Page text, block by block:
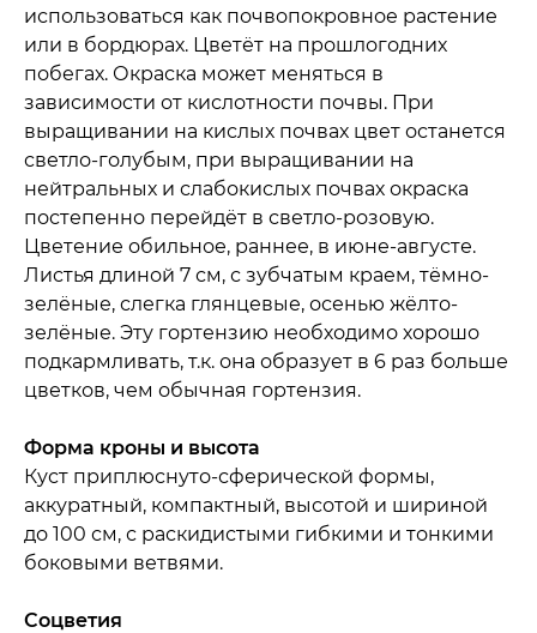
использоваться как почвопокровное растение
или в бордюрах. Цветёт на прошлогодних
побегах. Окраска может меняться в
зависимости от кислотности почвы. При
выращивании на кислых почвах цвет останется
светло-голубым, при выращивании на
нейтральных и слабокислых почвах окраска
постепенно перейдёт в светло-розовую.
Цветение обильное, раннее, в июне-августе.
Листья длиной 7 см, с зубчатым краем, тёмно-
зелёные, слегка глянцевые, осенью жёлто-
зелёные. Эту гортензию необходимо хорошо
подкармливать, т.к. она образует в 6 раз больше
цветков, чем обычная гортензия.
Форма кроны и высота
Куст приплюснуто-сферической формы,
аккуратный, компактный, высотой и шириной
до 100 см, с раскидистыми гибкими и тонкими
боковыми ветвями.
Соцветия